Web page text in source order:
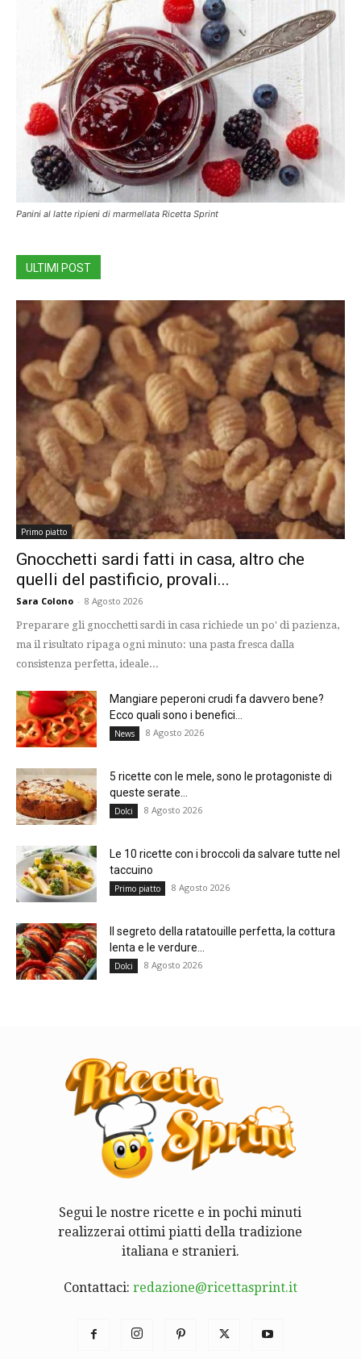
Panini al latte ripieni di marmellata Ricetta Sprint
ULTIMI POST
Primo piatto
Gnocchetti sardi fatti in casa, altro che
quelli del pastificio, provali...
Sara Colono - 8 Agosto 2026
Preparare gli gnocchetti sardi in casa richiede un po' di pazienza,
ma il risultato ripaga ogni minuto: una pasta fresca dalla
consistenza perfetta, ideale...
Mangiare peperoni crudi fa davvero bene?
Ecco quali sono i benefici...
News 8 Agosto 2026
5 ricette con le mele, sono le protagoniste di
queste serate...
Dolci 8 Agosto 2026
Le 10 ricette con i broccoli da salvare tutte nel
taccuino
Primo piatto 8 Agosto 2026
Il segreto della ratatouille perfetta, la cottura
lenta e le verdure...
Dolci 8 Agosto 2026
Segui le nostre ricette e in pochi minuti
realizzerai ottimi piatti della tradizione
italiana e stranieri.
Contattaci: redazione@ricettasprint.it